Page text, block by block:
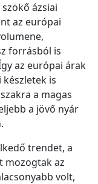
ázsiai
az európai
forrásból is
az európai árak
is
a magas
a jövő nyár
trendet, a
mozogtak az
volt,